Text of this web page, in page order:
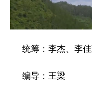
统筹：李杰、李佳
编导：王梁